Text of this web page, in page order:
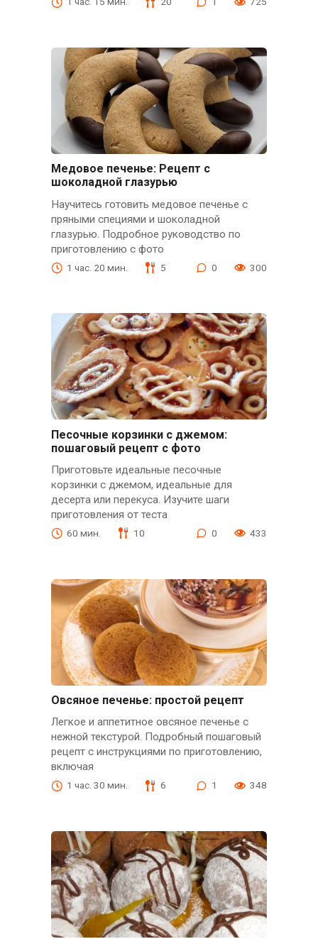
Медовое печенье: Рецепт с
шоколадной глазурью
Научитесь готовить медовое печенье с
пряными специями и шоколадной
глазурью. Подробное руководство по
приготовлению с фото
1 час. 20 мин. 5 0 300
Песочные корзинки с джемом:
пошаговый рецепт с фото
Приготовьте идеальные песочные
корзинки с джемом, идеальные для
десерта или перекуса. Изучите шаги
приготовления от теста
60 мин. 10 0 433
Овсяное печенье: простой рецепт
Легкое и аппетитное овсяное печенье с
нежной текстурой. Подробный пошаговый
рецепт с инструкциями по приготовлению,
включая
1 час. 30 мин. 6 1 348